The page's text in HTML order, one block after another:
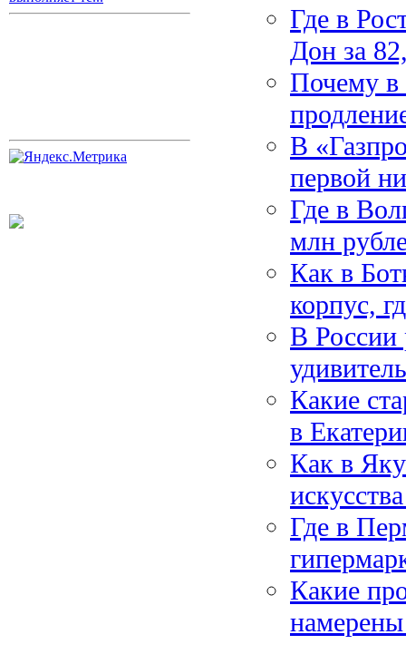
Где в
Дон за
Почему в
В
первой
Где в
млн
Как в
корпус,
В России
Какие
в
Как в
Где в
Какие
намерены